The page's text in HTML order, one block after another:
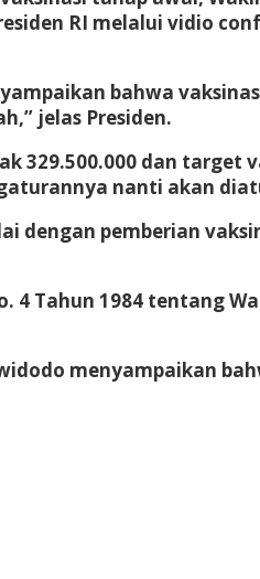
RI melalui vidio
bahwa
jelas Presiden.
329.500.000 dan target
nanti akan
dengan pemberian
4 Tahun 1984 tentang
menyampaikan